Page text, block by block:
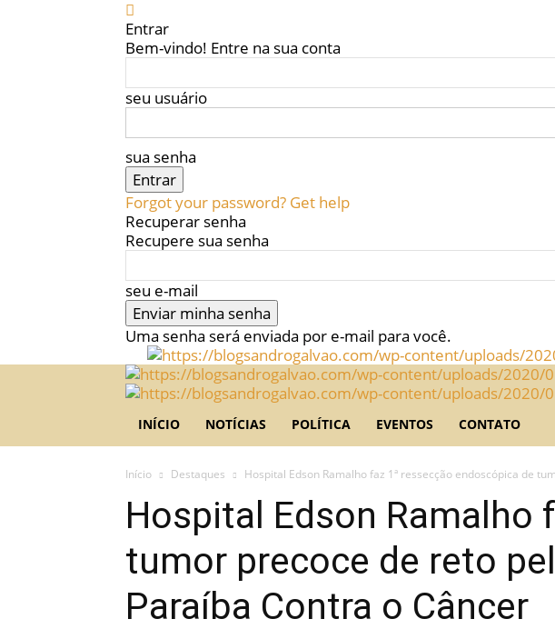
Entrar
Bem-vindo! Entre na sua conta
seu usuário
sua senha
Forgot your password? Get help
Recuperar senha
Recupere sua senha
seu e-mail
Uma senha será enviada por e-mail para você.
INÍCIO NOTÍCIAS POLÍTICA EVENTOS CONTATO
Início Destaques Hospital Edson Ramalho faz 1ª ressecção endoscópica de
Hospital Edson Ramalho
tumor precoce de reto
Paraíba Contra o Câncer